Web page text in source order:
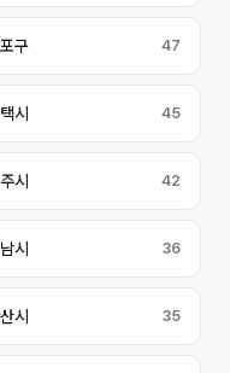
구 47
시 45
시 42
시 36
시 35